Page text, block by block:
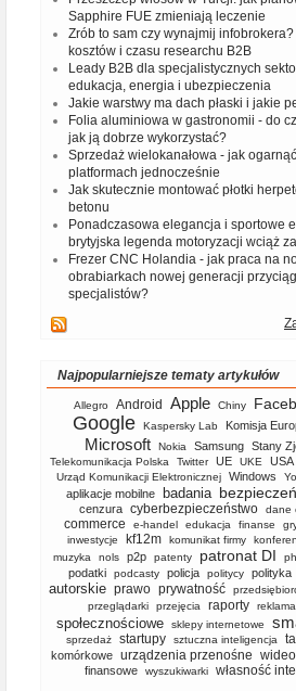
Sapphire FUE zmieniają leczenie
Zrób to sam czy wynajmij
kosztów i czasu researchu B2B
Leady B2B dla specjalistycznych
edukacja, energia i ubezpieczenia
Jakie warstwy ma dach płaski i jakie
Folia aluminiowa w gastronomii - do
jak ją dobrze wykorzystać?
Sprzedaż wielokanałowa - jak
platformach jednocześnie
Jak skutecznie montować płotki
betonu
Ponadczasowa elegancja i sportowe
brytyjska legenda motoryzacji wciąż
Frezer CNC Holandia - jak praca na
obrabiarkach nowej generacji
specjalistów?
Najpopularniejsze tematy artykułów
Allegro Android Apple Chiny
Google Kaspersky Lab Komisja
Microsoft Nokia Samsung Stany
Telekomunikacja Polska Twitter UE UKE USA
Urząd Komunikacji Elektronicznej Windows
aplikacje mobilne badania
cenzura cyberbezpieczeństwo dane
commerce
e-handel edukacja finanse
inwestycje kf12m komunikat firmy
muzyka nols p2p patenty patronat DI
podatki podcasty policja politycy polityka
autorskie prawo prywatność
przeglądarki
przejęcia raporty reklama
społecznościowe
sklepy internetowe
sprzedaż
startupy sztuczna inteligencja
komórkowe
urządzenia przenośne wideo
finansowe
wyszukiwarki własność